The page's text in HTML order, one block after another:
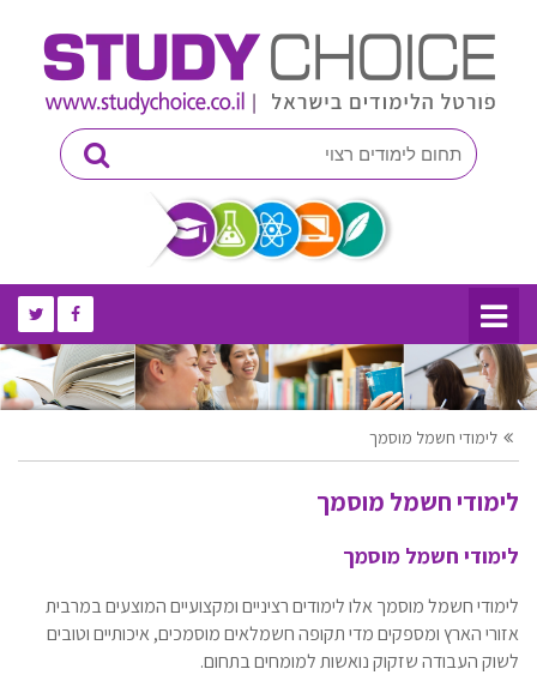
לימודי חשמל מוסמך
לימודי חשמל מוסמך
לימודי חשמל מוסמך
לימודי חשמל מוסמך אלו לימודים רציניים ומקצועיים המוצעים במרבית
אזורי הארץ ומספקים מדי תקופה חשמלאים מוסמכים, איכותיים וטובים
לשוק העבודה שזקוק נואשות למומחים בתחום.